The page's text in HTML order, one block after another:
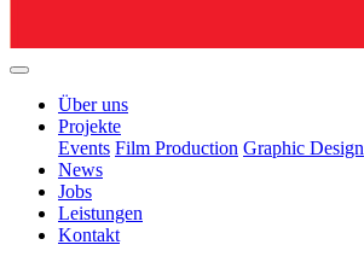
Über uns
Projekte
Events Film Production Graphic Design
News
Jobs
Leistungen
Kontakt